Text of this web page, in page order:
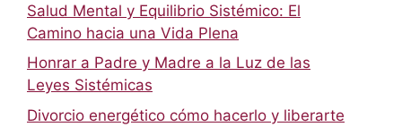
Salud Mental y Equilibrio Sistémico: El
Camino hacia una Vida Plena
Honrar a Padre y Madre a la Luz de las
Leyes Sistémicas
Divorcio energético cómo hacerlo y liberarte